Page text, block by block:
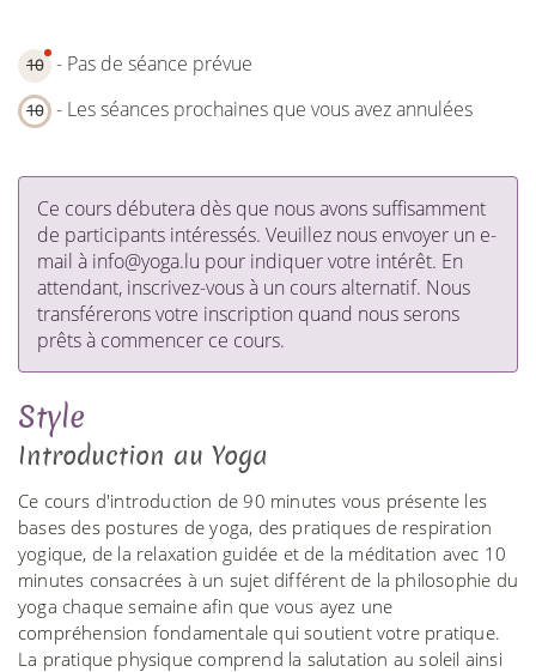
10 - Pas de séance prévue
10 - Les séances prochaines que vous avez annulées
Ce cours débutera dès que nous avons suffisamment
de participants intéressés. Veuillez nous envoyer un e-
mail à info@yoga.lu pour indiquer votre intérêt. En
attendant, inscrivez-vous à un cours alternatif. Nous
transférerons votre inscription quand nous serons
prêts à commencer ce cours.
Style
Introduction au Yoga
Ce cours d'introduction de 90 minutes vous présente les
bases des postures de yoga, des pratiques de respiration
yogique, de la relaxation guidée et de la méditation avec 10
minutes consacrées à un sujet différent de la philosophie du
yoga chaque semaine afin que vous ayez une
compréhension fondamentale qui soutient votre pratique.
La pratique physique comprend la salutation au soleil ainsi